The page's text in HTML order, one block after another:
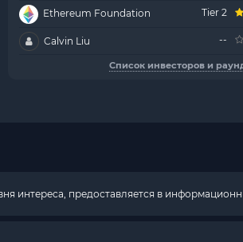
Ethereum Foundation Tier 2
Calvin Liu --
Список инвесторов и
интереса, предоставляется в